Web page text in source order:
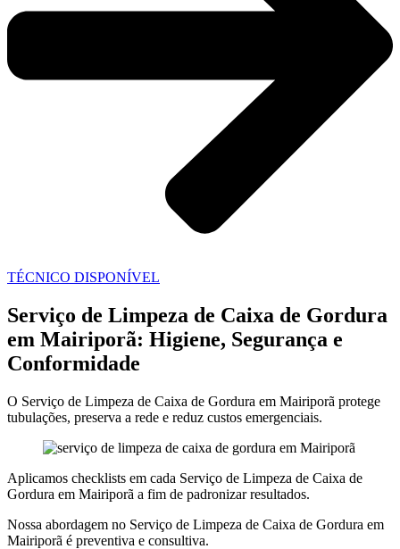
TÉCNICO DISPONÍVEL
Serviço de Limpeza de Caixa de Gordura
em Mairiporã: Higiene, Segurança e
Conformidade
O Serviço de Limpeza de Caixa de Gordura em Mairiporã protege
tubulações, preserva a rede e reduz custos emergenciais.
Aplicamos checklists em cada Serviço de Limpeza de Caixa de
Gordura em Mairiporã a fim de padronizar resultados.
Nossa abordagem no Serviço de Limpeza de Caixa de Gordura em
Mairiporã é preventiva e consultiva.